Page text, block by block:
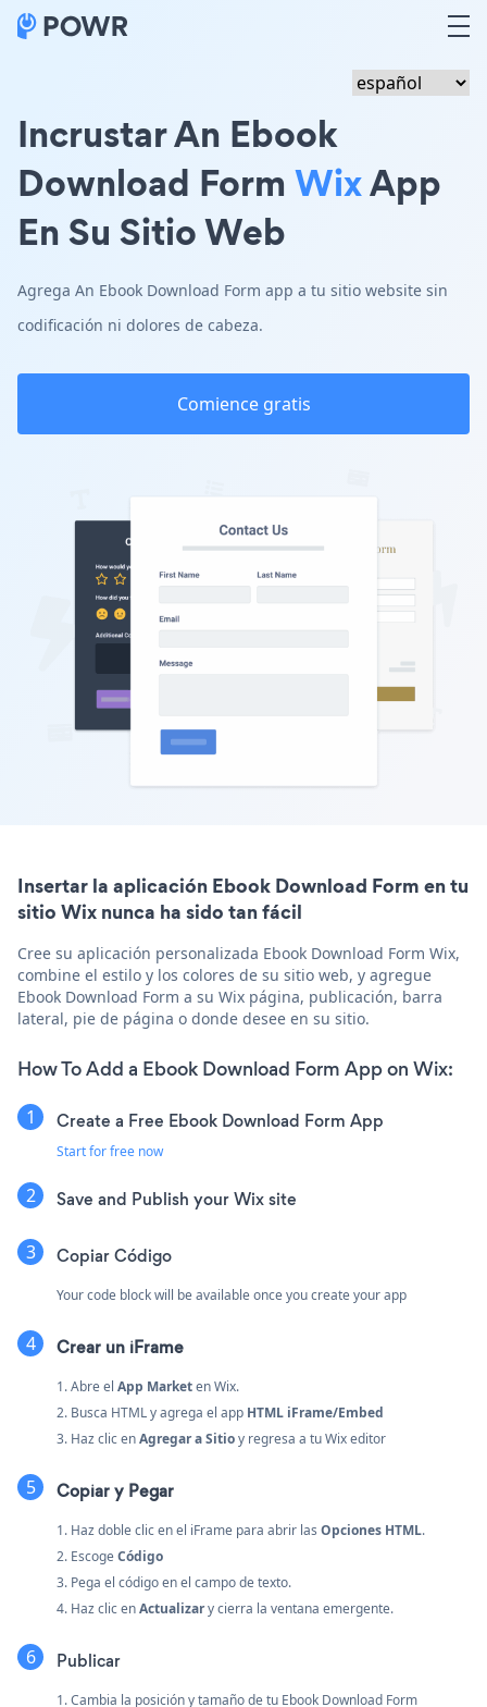
Incrustar An Ebook
Download Form WixApp
En Su Sitio Web
Agrega An Ebook Download Form app a tu sitio website sin
codificación ni dolores de cabeza.
Comience gratis
Insertar la aplicación Ebook Download Form en tu
sitio Wix nunca ha sido tan fácil
Cree su aplicación personalizada Ebook Download Form Wix,
combine el estilo y los colores de su sitio web, y agregue
Ebook Download Form a su Wix página, publicación, barra
lateral, pie de página o donde desee en su sitio.
How To Add a Ebook Download Form App on Wix:
Create a Free Ebook Download Form App
Start for free now
Save and Publish your Wix site
Copiar Código
Your code block will be available once you create your app
Crear un iFrame
1. Abre el App Marketen Wix.
2. Busca HTML y agrega el app HTML iFrame/Embed
3. Haz clic enAgregar a Sitioy regresa a tu Wix editor
Copiar y Pegar
1. Haz doble clic en el iFrame para abrir las Opciones HTML.
2. EscogeCódigo
3. Pega el código en el campo de texto.
4. Haz clic enActualizary cierra la ventana emergente.
Publicar
1. Cambia la posición y tamaño de tu Ebook Download Form